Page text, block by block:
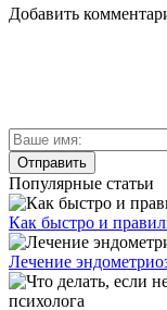
Добавить
Популярные статьи
Как быстро и
Лечение